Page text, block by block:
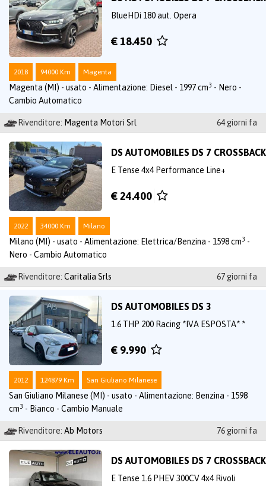
BlueHDi 180 aut. Opera
€ 18.450
2018 94000 Km Magenta
Magenta (MI) - usato - Alimentazione: Diesel - 1997 cm3 - Nero -
Cambio Automatico
Rivenditore: Magenta Motori Srl 64 giorni fa
DS AUTOMOBILES DS 7 CROSSBACK
E Tense 4x4 Performance Line+
€ 24.400
2022 34000 Km Milano
Milano (MI) - usato - Alimentazione: Elettrica/Benzina - 1598 cm3 -
Nero - Cambio Automatico
Rivenditore: Caritalia Srls 67 giorni fa
DS AUTOMOBILES DS 3
1.6 THP 200 Racing *IVA ESPOSTA* *
€ 9.990
2012 124879 Km San Giuliano Milanese
San Giuliano Milanese (MI) - usato - Alimentazione: Benzina - 1598
cm3 - Bianco - Cambio Manuale
Rivenditore: Ab Motors 76 giorni fa
DS AUTOMOBILES DS 7 CROSSBACK
E Tense 1.6 PHEV 300CV 4x4 Rivoli